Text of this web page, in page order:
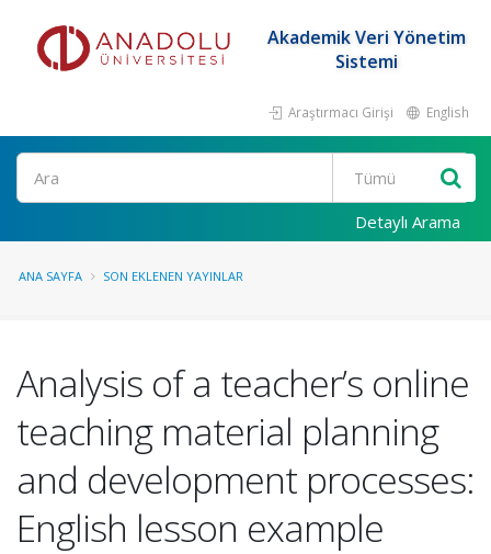
Akademik Veri Yönetim
Sistemi
Araştırmacı Girişi English
Ara
Detaylı Arama
ANA SAYFA SON EKLENEN YAYINLAR
Analysis of a teacher’s online
teaching material planning
and development processes:
English lesson example